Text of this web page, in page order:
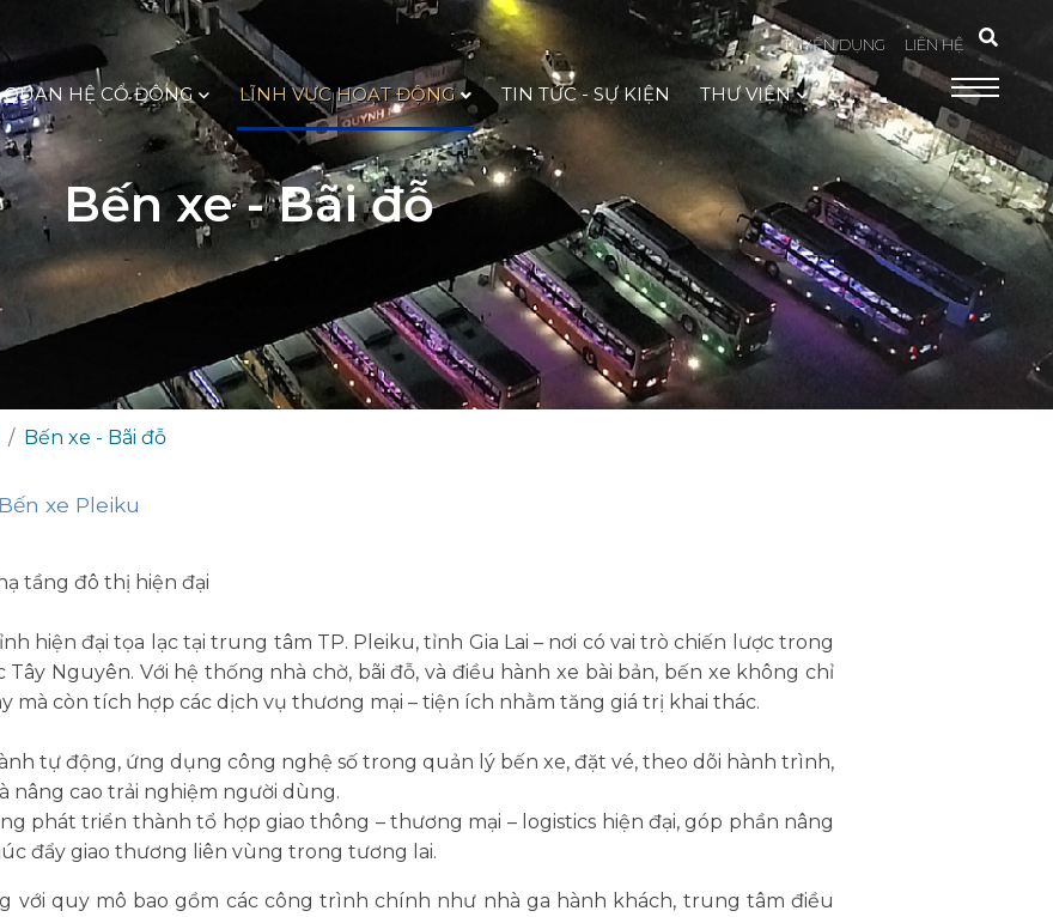
TUYỂN DỤNG LIÊN HỆ
QUAN HỆ CỔ ĐÔNG LĨNH VỰC HOẠT ĐỘNG TIN TỨC - SỰ KIỆN THƯ VIỆN
Bến xe - Bãi đỗ
Bến xe - Bãi đỗ
xe Pleiku
tầng đô thị hiện đại
hiện đại tọa lạc tại trung tâm TP. Pleiku, tỉnh Gia Lai – nơi có vai trò chiến lược trong
Nguyên. Với hệ thống nhà chờ, bãi đỗ, và điều hành xe bài bản, bến xe không chỉ
mà còn tích hợp các dịch vụ thương mại – tiện ích nhằm tăng giá trị khai thác.
tự động, ứng dụng công nghệ số trong quản lý bến xe, đặt vé, theo dõi hành trình,
nâng cao trải nghiệm người dùng.
phát triển thành tổ hợp giao thông – thương mại – logistics hiện đại, góp phần nâng
đẩy giao thương liên vùng trong tương lai.
với quy mô bao gồm các công trình chính như nhà ga hành khách, trung tâm điều